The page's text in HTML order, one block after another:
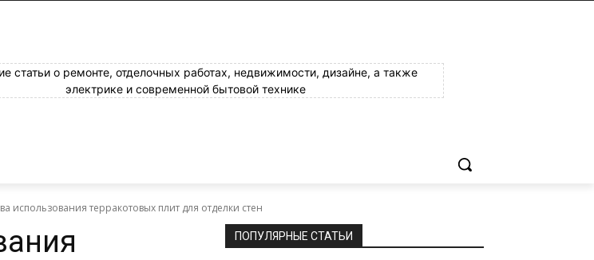
статьи о ремонте, отделочных работах, недвижимости, дизайне, а также
электрике и современной бытовой технике
использования терракотовых плит для отделки стен
ПОПУЛЯРНЫЕ СТАТЬИ